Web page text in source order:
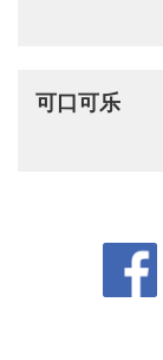
可口可乐